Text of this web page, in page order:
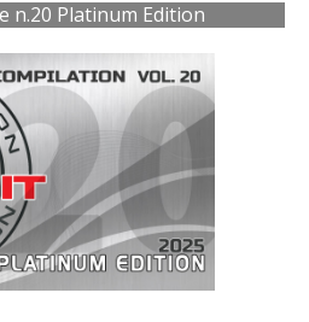
n.20 Platinum Edition